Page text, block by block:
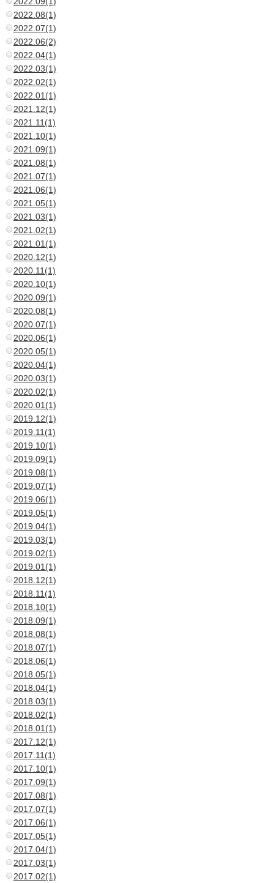
2022.08(1)
2022.07(1)
2022.06(2)
2022.04(1)
2022.03(1)
2022.02(1)
2022.01(1)
2021.12(1)
2021.11(1)
2021.10(1)
2021.09(1)
2021.08(1)
2021.07(1)
2021.06(1)
2021.05(1)
2021.03(1)
2021.02(1)
2021.01(1)
2020.12(1)
2020.11(1)
2020.10(1)
2020.09(1)
2020.08(1)
2020.07(1)
2020.06(1)
2020.05(1)
2020.04(1)
2020.03(1)
2020.02(1)
2020.01(1)
2019.12(1)
2019.11(1)
2019.10(1)
2019.09(1)
2019.08(1)
2019.07(1)
2019.06(1)
2019.05(1)
2019.04(1)
2019.03(1)
2019.02(1)
2019.01(1)
2018.12(1)
2018.11(1)
2018.10(1)
2018.09(1)
2018.08(1)
2018.07(1)
2018.06(1)
2018.05(1)
2018.04(1)
2018.03(1)
2018.02(1)
2018.01(1)
2017.12(1)
2017.11(1)
2017.10(1)
2017.09(1)
2017.08(1)
2017.07(1)
2017.06(1)
2017.05(1)
2017.04(1)
2017.03(1)
2017.02(1)